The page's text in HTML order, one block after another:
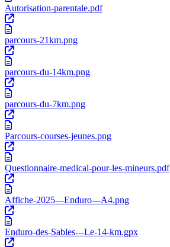
Autorisation-parentale.pdf
parcours-21km.png
parcours-du-14km.png
parcours-du-7km.png
Parcours-courses-jeunes.png
Questionnaire-medical-pour-les-mineurs.pdf
Affiche-2025---Enduro---A4.png
Enduro-des-Sables---Le-14-km.gpx